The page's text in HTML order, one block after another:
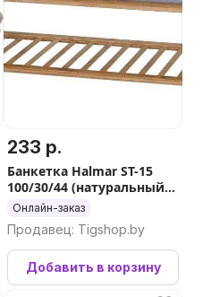
233 р.
Банкетка Halmar ST-15
100/30/44 (натуральный/
серый)
Онлайн-заказ
Продавец: Tigshop.by
Добавить в корзину